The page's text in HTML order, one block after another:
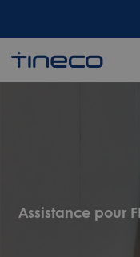
Rejoignez notre liste de
Assistance pour